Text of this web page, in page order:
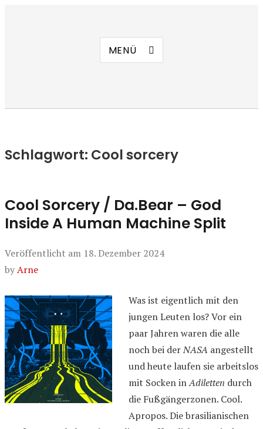
Manierenversagen
MENÜ
Schlagwort: Cool sorcery
Cool Sorcery / Da.Bear – God
Inside A Human Machine Split
Veröffentlicht am 18. Dezember 2024
byArne
Was ist eigentlich mit den
jungen Leuten los? Vor ein
paar Jahren waren die alle
noch bei derNASA angestellt
und heute laufen sie arbeitslos
mit Socken inAdiletten durch
die Fußgängerzonen. Cool.
Apropos. Die brasilianischen